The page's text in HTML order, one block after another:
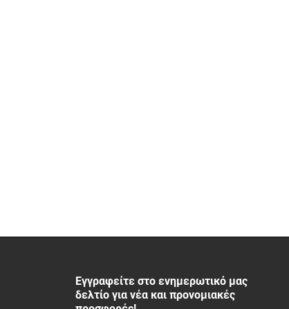
Εγγραφείτε στο ενημερωτικό μας
δελτίο για νέα και προνομιακές